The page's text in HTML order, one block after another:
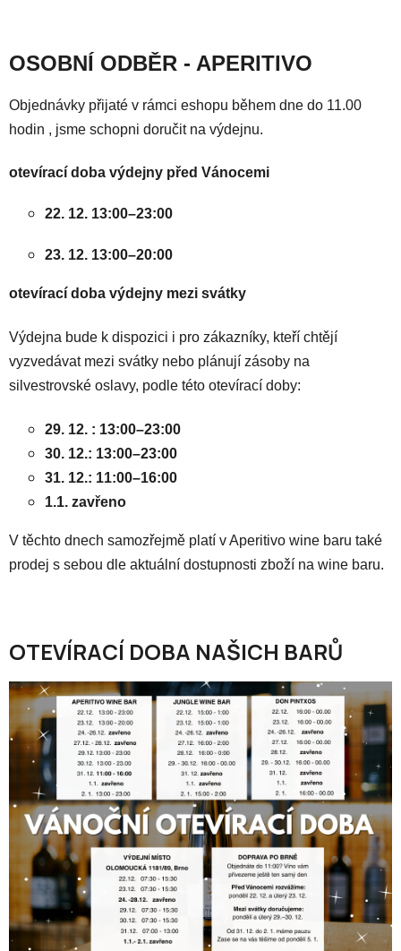
OSOBNÍ ODBĚR - APERITIVO
Objednávky přijaté v rámci eshopu během dne do 11.00
hodin , jsme schopni doručit na výdejnu.
otevírací doba výdejny před Vánocemi
22. 12. 13:00–23:00
23. 12. 13:00–20:00
otevírací doba výdejny mezi svátky
Výdejna bude k dispozici i pro zákazníky, kteří chtějí
vyzvedávat mezi svátky nebo plánují zásoby na
silvestrovské oslavy, podle této otevírací doby:
29. 12. : 13:00–23:00
30. 12.: 13:00–23:00
31. 12.: 11:00–16:00
1.1. zavřeno
V těchto dnech samozřejmě platí v Aperitivo wine baru také
prodej s sebou dle aktuální dostupnosti zboží na wine baru.
OTEVÍRACÍ DOBA NAŠICH BARŮ